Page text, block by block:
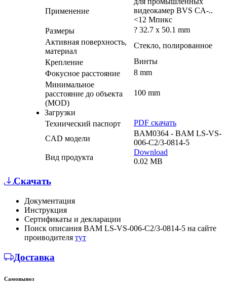
Применение
видеокамер BVS CA-..
<12 Мпикс
Размеры
? 32.7 x 50.1 mm
Активная поверхность,
материал
Стекло, полированное
Крепление
Винты
Фокусное расстояние
8 mm
Минимальное
расстояние до объекта
(MOD)
100 mm
Загрузки
Технический паспорт
PDF скачать
CAD модели
BAM0364 - BAM LS-VS-
006-C2/3-0814-5
Вид продукта
Download
0.02 MB
Скачать
Документация
Инструкция
Сертификаты и декларации
Поиск описания BAM LS-VS-006-C2/3-0814-5 на сайте
проиводителя тут
Доставка
Самовывоз